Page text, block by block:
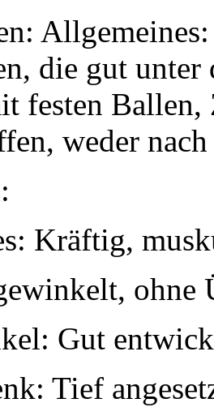
die gut unter
festen Ballen,
weder
Kräftig,
ohne
Gut
Tief